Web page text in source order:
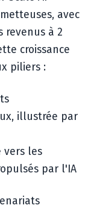
avec
revenus à 2
croissance
piliers :
illustrée par
vers les
par l'IA